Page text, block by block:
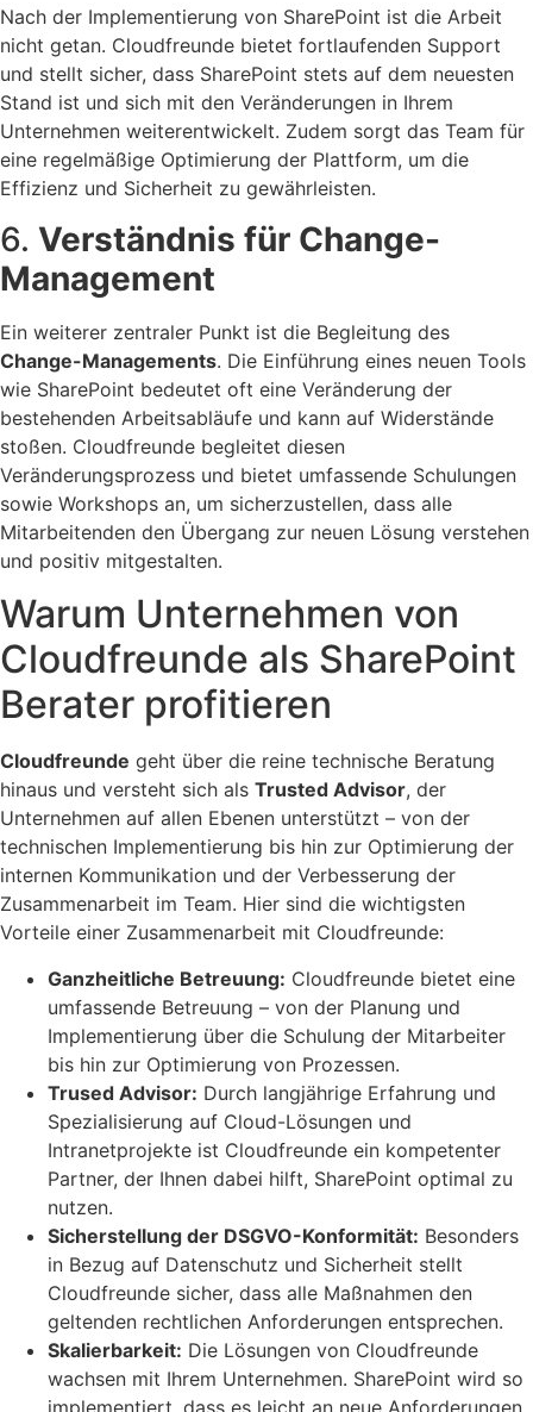
Nach der Implementierung von SharePoint ist die Arbeit
nicht getan. Cloudfreunde bietet fortlaufenden Support
und stellt sicher, dass SharePoint stets auf dem neuesten
Stand ist und sich mit den Veränderungen in Ihrem
Unternehmen weiterentwickelt. Zudem sorgt das Team für
eine regelmäßige Optimierung der Plattform, um die
Effizienz und Sicherheit zu gewährleisten.
6. Verständnis für Change-
Management
Ein weiterer zentraler Punkt ist die Begleitung des
Change-Managements. Die Einführung eines neuen Tools
wie SharePoint bedeutet oft eine Veränderung der
bestehenden Arbeitsabläufe und kann auf Widerstände
stoßen. Cloudfreunde begleitet diesen
Veränderungsprozess und bietet umfassende Schulungen
sowie Workshops an, um sicherzustellen, dass alle
Mitarbeitenden den Übergang zur neuen Lösung verstehen
und positiv mitgestalten.
Warum Unternehmen von
Cloudfreunde als SharePoint
Berater profitieren
Cloudfreunde geht über die reine technische Beratung
hinaus und versteht sich als Trusted Advisor, der
Unternehmen auf allen Ebenen unterstützt – von der
technischen Implementierung bis hin zur Optimierung der
internen Kommunikation und der Verbesserung der
Zusammenarbeit im Team. Hier sind die wichtigsten
Vorteile einer Zusammenarbeit mit Cloudfreunde:
Ganzheitliche Betreuung: Cloudfreunde bietet eine
umfassende Betreuung – von der Planung und
Implementierung über die Schulung der Mitarbeiter
bis hin zur Optimierung von Prozessen.
Trused Advisor: Durch langjährige Erfahrung und
Spezialisierung auf Cloud-Lösungen und
Intranetprojekte ist Cloudfreunde ein kompetenter
Partner, der Ihnen dabei hilft, SharePoint optimal zu
nutzen.
Sicherstellung der DSGVO-Konformität: Besonders
in Bezug auf Datenschutz und Sicherheit stellt
Cloudfreunde sicher, dass alle Maßnahmen den
geltenden rechtlichen Anforderungen entsprechen.
Skalierbarkeit: Die Lösungen von Cloudfreunde
wachsen mit Ihrem Unternehmen. SharePoint wird so
implementiert, dass es leicht an neue Anforderungen